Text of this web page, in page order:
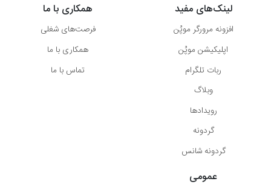
لینک‌های مفید
افزونه مرورگر موپُن
اپلیکیشن موپُن
ربات تلگرام
وبلاگ
رویدادها
گردونه
گردونه شانس
همکاری با ما
فرصت‌های شغلی
همکاری با ما
تماس با ما
عمومی